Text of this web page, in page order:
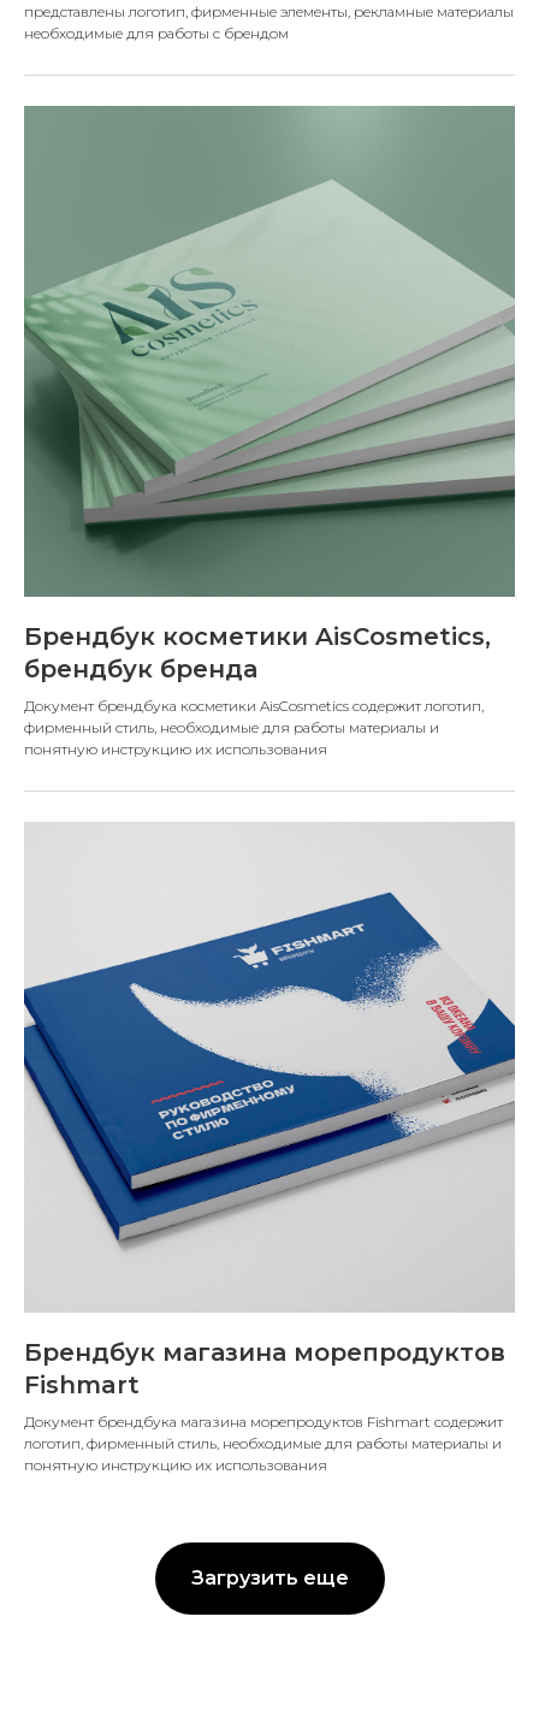
представлены логотип, фирменные элементы, рекламные материалы
необходимые для работы с брендом
Брендбук косметики AisCosmetics,
брендбук бренда
Документ брендбука косметики AisCosmetics содержит логотип,
фирменный стиль, необходимые для работы материалы и
понятную инструкцию их использования
Брендбук магазина морепродуктов
Fishmart
Документ брендбука магазина морепродуктов Fishmart содержит
логотип, фирменный стиль, необходимые для работы материалы и
понятную инструкцию их использования
Загрузить еще